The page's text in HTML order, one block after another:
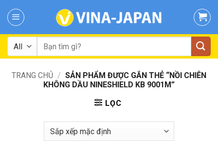
Tìm
kiếm:
TRANG CHỦ / SẢN PHẨM ĐƯỢC GẮN THẺ “NỒI CHIÊN
KHÔNG DẦU NINESHIELD KB 9001M”
LỌC